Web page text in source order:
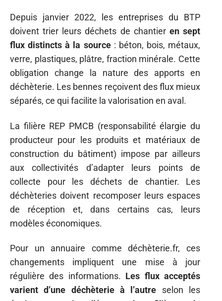
Depuis janvier 2022, les entreprises du BTP
doivent trier leurs déchets de chantier en sept
flux distincts à la source: béton, bois, métaux,
verre, plastiques, plâtre, fraction minérale. Cette
obligation change la nature des apports en
déchèterie. Les bennes reçoivent des flux mieux
séparés, ce qui facilite la valorisation en aval.
La filière REP PMCB (responsabilité élargie du
producteur pour les produits et matériaux de
construction du bâtiment) impose par ailleurs
aux collectivités d’adapter leurs points de
collecte pour les déchets de chantier. Les
déchèteries doivent recomposer leurs espaces
de réception et, dans certains cas, leurs
modèles économiques.
Pour un annuaire comme déchèterie.fr, ces
changements impliquent une mise à jour
régulière des informations. Les flux acceptés
varient d’une déchèterie à l’autre selon les